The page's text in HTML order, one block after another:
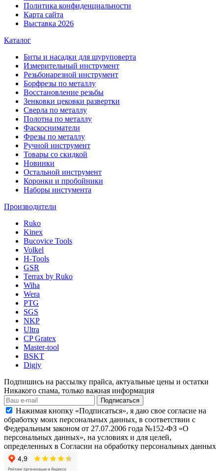
Политика конфиденциальности
Карта сайта
Выставка 2026
Каталог
Биты и насадки для шуруповерта
Измерительный инструмент
Резьбонарезной инструмент
Борфрезы по металлу
Восстановление резьбы
Зенковки цековки развертки
Сверла по металлу
Полотна по металлу
Фаскосниматели
Фрезы по металлу
Ручной инструмент
Товары со скидкой
Новинки
Остальной инструмент
Коронки и пробойники
Наборы инстумента
Производители
Ruko
Kinex
Bucovice Tools
Volkel
H-Tools
GSR
Terrax by Ruko
Wiha
Wera
PTG
SGS
NKP
Ultra
CP Gratex
Master-tool
BSKT
Digjy
Подпишись на рассылку прайса, актуальные цены и остатки
Никакого спама, только важная информация
Подписаться
Нажимая кнопку «Подписаться», я даю свое согласие на
обработку моих персональных данных, в соответствии с
Федеральным законом от 27.07.2006 года №152-ФЗ «О
персональных данных», на условиях и для целей,
определенных в Согласии на обработку персональных данных